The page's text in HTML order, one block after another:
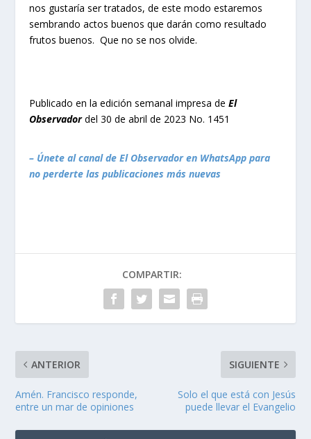
nos gustaría ser tratados, de este modo estaremos
sembrando actos buenos que darán como resultado
frutos buenos. Que no se nos olvide.
Publicado en la edición semanal impresa deEl
Observadordel 30 de abril de 2023 No. 1451
– Únete al canal de El Observador en WhatsApp para
no perderte las publicaciones más nuevas
COMPARTIR:
ANTERIOR
Amén. Francisco responde,
entre un mar de opiniones
SIGUIENTE
Solo el que está con Jesús
puede llevar el Evangelio